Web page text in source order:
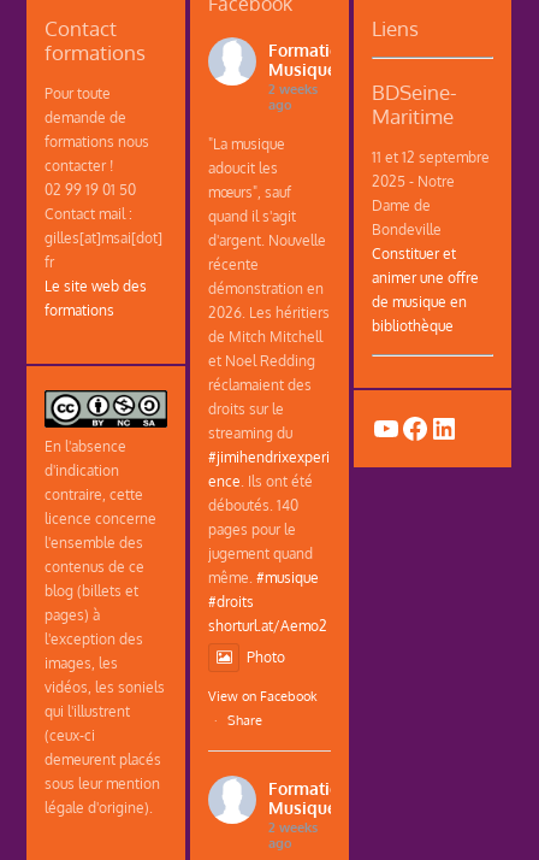
Contact
formations
Pour toute
demande de
formations nous
contacter !
02 99 19 01 50
Contact mail :
gilles[at]msai[dot]
fr
Le site web des
formations
En l'absence
d'indication
contraire, cette
licence concerne
l'ensemble des
contenus de ce
blog (billets et
pages) à
l'exception des
images, les
vidéos, les soniels
qui l'illustrent
(ceux-ci
demeurent placés
sous leur mention
légale d'origine).
Formations
Musique
2 weeks
ago
"La musique
adoucit les
mœurs", sauf
quand il s'agit
d'argent. Nouvelle
récente
démonstration en
2026. Les héritiers
de Mitch Mitchell
et Noel Redding
réclamaient des
droits sur le
streaming du
#jimihendrixexperi
ence . Ils ont été
déboutés. 140
pages pour le
jugement quand
même.#musique
#droits
shorturl.at/Aemo2
Photo
View on Facebook
·
Share
Formations
Musique
2 weeks
ago
Liens
BDSeine-
Maritime
11 et 12 septembre
2025 - Notre
Dame de
Bondeville
Constituer et
animer une offre
de musique en
bibliothèque
YouTube
Facebook
LinkedIn